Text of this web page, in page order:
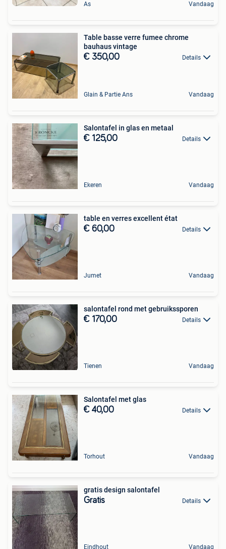
As Vandaag
Table basse verre fumee chrome
bauhaus vintage
€ 350,00 Details
Glain & Partie Ans Vandaag
Salontafel in glas en metaal
€ 125,00 Details
Ekeren Vandaag
table en verres excellent état
€ 60,00 Details
Jumet Vandaag
salontafel rond met gebruikssporen
€ 170,00 Details
Tienen Vandaag
Salontafel met glas
€ 40,00 Details
Torhout Vandaag
gratis design salontafel
Gratis Details
Eindhout Vandaag